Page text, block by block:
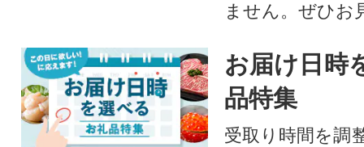
ません。ぜひお
お届け日時
品特集
受取り時間を調